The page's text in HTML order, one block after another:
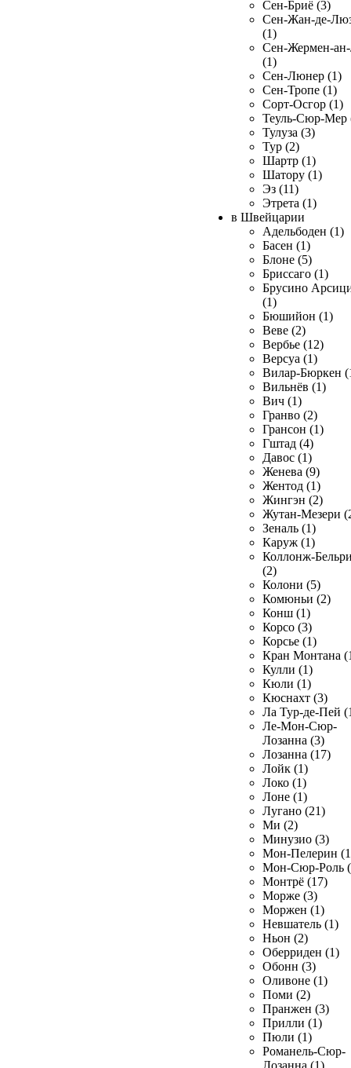
Сен-Бриё (3)
Сен-Жан-де-
(1)
Сен-Жермен-
(1)
Сен-Люнер (1)
Сен-Тропе (1)
Сорт-Осгор (1)
Теуль-Сюр-Мер
Тулуза (3)
Тур (2)
Шартр (1)
Шатору (1)
Эз (11)
Этрета (1)
в Швейцарии
Адельбоден (1)
Басен (1)
Блоне (5)
Бриссаго (1)
Брусино
(1)
Бюшийон (1)
Веве (2)
Вербье (12)
Версуа (1)
Вилар-Бюркен
Вильнёв (1)
Вич (1)
Гранво (2)
Грансон (1)
Гштад (4)
Давос (1)
Женева (9)
Жентод (1)
Жингэн (2)
Жутан-Мезери
Зеналь (1)
Каруж (1)
Коллонж-
(2)
Колони (5)
Комюньи (2)
Конш (1)
Корсо (3)
Корсье (1)
Кран Монтана
Кулли (1)
Кюли (1)
Кюснахт (3)
Ла Тур-де-Пей
Ле-Мон-Сюр-
Лозанна (3)
Лозанна (17)
Лойк (1)
Локо (1)
Лоне (1)
Лугано (21)
Ми (2)
Минузио (3)
Мон-Пелерин
Мон-Сюр-Роль
Монтрё (17)
Морже (3)
Моржен (1)
Невшатель (1)
Ньон (2)
Оберриден (1)
Обонн (3)
Оливоне (1)
Поми (2)
Пранжен (3)
Прилли (1)
Пюли (1)
Романель-Сюр-
Лозанна (1)